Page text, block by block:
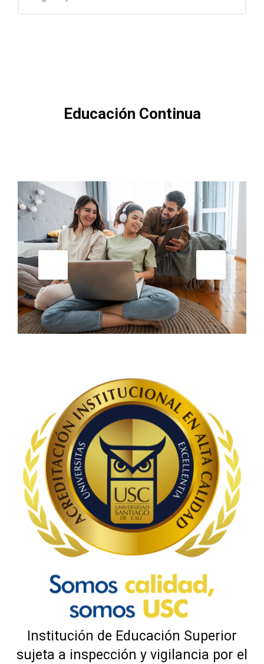
Educación Continua
Saltar [Cocoon] Custom HTML
Institución de Educación Superior
sujeta a inspección y vigilancia por el